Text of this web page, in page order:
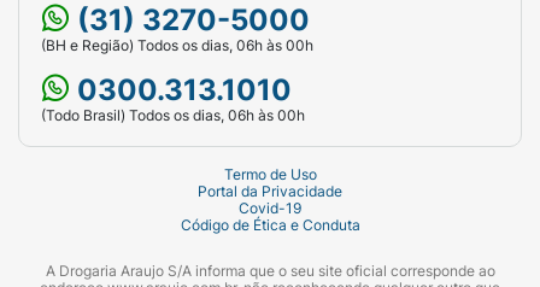
(31) 3270-5000
(BH e Região) Todos os dias, 06h às 00h
0300.313.1010
(Todo Brasil) Todos os dias, 06h às 00h
Termo de Uso
Portal da Privacidade
Covid-19
Código de Ética e Conduta
A Drogaria Araujo S/A informa que o seu site oficial corresponde ao